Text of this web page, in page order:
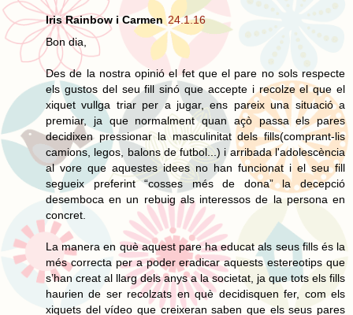
Iris Rainbow i Carmen 24.1.16
Bon dia,
Des de la nostra opinió el fet que el pare no sols respecte
els gustos del seu fill sinó que accepte i recolze el que el
xiquet vullga triar per a jugar, ens pareix una situació a
premiar, ja que normalment quan açò passa els pares
decidixen pressionar la masculinitat dels fills(comprant-lis
camions, legos, balons de futbol...) i arribada l'adolescència
al vore que aquestes idees no han funcionat i el seu fill
segueix preferint “cosses més de dona” la decepció
desemboca en un rebuig als interessos de la persona en
concret.
La manera en què aquest pare ha educat als seus fills és la
més correcta per a poder eradicar aquests estereotips que
s’han creat al llarg dels anys a la societat, ja que tots els fills
haurien de ser recolzats en què decidisquen fer, com els
xiquets del vídeo que creixeran saben que els seus pares